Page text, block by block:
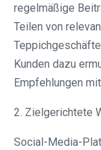
regelmäßige
Teilen von
Kunden dazu
Empfehlungen
2. Zielgerichtete
Social-Media-